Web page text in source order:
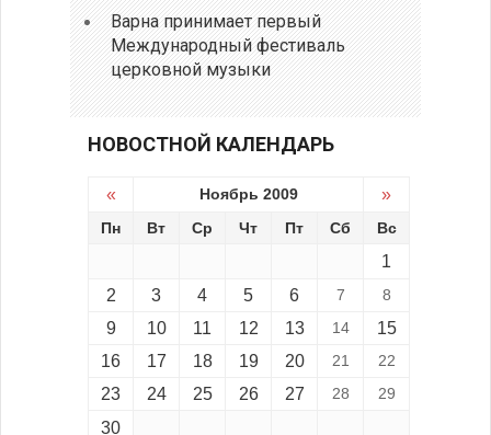
Варна принимает первый
Международный фестиваль
церковной музыки
НОВОСТНОЙ КАЛЕНДАРЬ
« Ноябрь 2009 »
Пн Вт Ср Чт Пт Сб Вс
1
2
3 4 5 6 7 8
9 10 11 12 13 14
15
16
17 18 19 20 21 22
23 24 25 26 27 28 29
30